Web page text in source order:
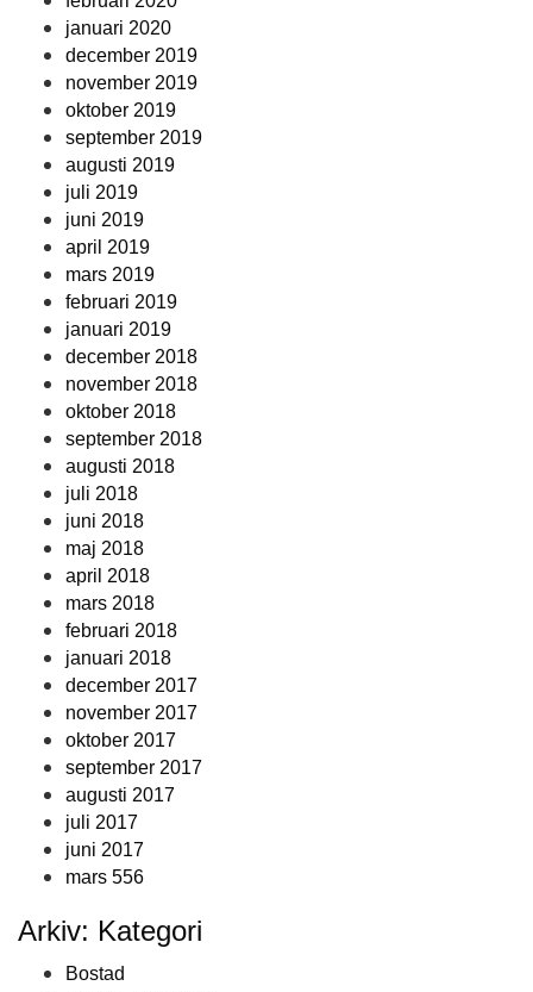
januari 2020
december 2019
november 2019
oktober 2019
september 2019
augusti 2019
juli 2019
juni 2019
april 2019
mars 2019
februari 2019
januari 2019
december 2018
november 2018
oktober 2018
september 2018
augusti 2018
juli 2018
juni 2018
maj 2018
april 2018
mars 2018
februari 2018
januari 2018
december 2017
november 2017
oktober 2017
september 2017
augusti 2017
juli 2017
juni 2017
mars 556
Arkiv: Kategori
Bostad